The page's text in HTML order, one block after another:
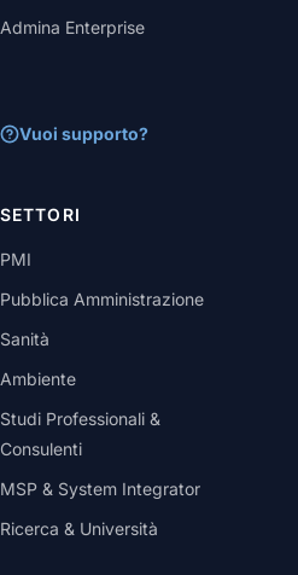
Admina Enterprise
Vuoi supporto?
SETTORI
PMI
Pubblica Amministrazione
Sanità
Ambiente
Studi Professionali &
Consulenti
MSP & System Integrator
Ricerca & Università